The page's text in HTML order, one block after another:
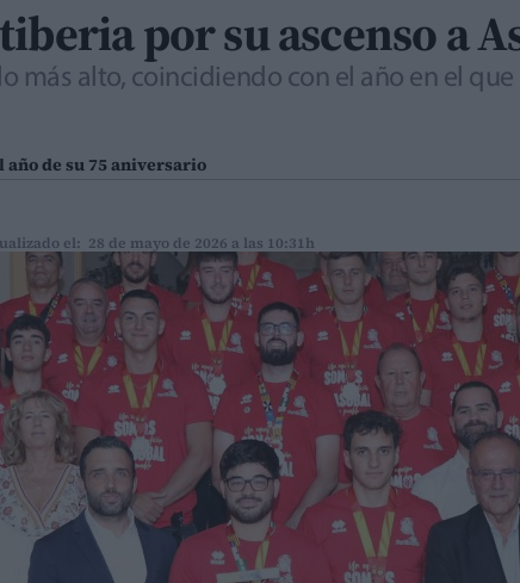
por su ascenso a
más alto, coincidiendo con el año en el
de su 75 aniversario
el: 28 de mayo de 2026 a las 10:31h